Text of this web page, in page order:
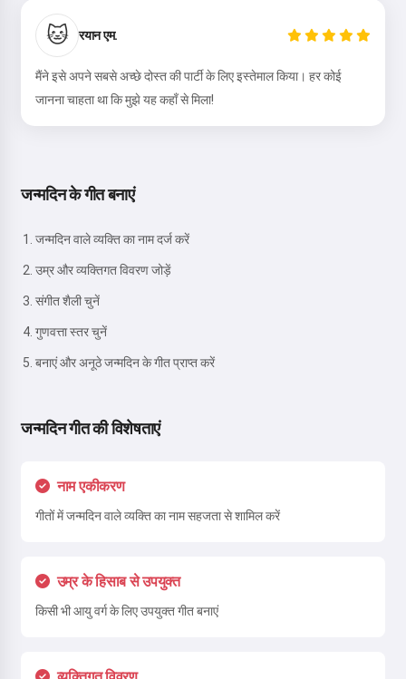
🐱 रयान एम.
मैंने इसे अपने सबसे अच्छे दोस्त की पार्टी के लिए इस्तेमाल किया। हर कोई
जानना चाहता था कि मुझे यह कहाँ से मिला!
जन्मदिन के गीत बनाएं
जन्मदिन वाले व्यक्ति का नाम दर्ज करें
उम्र और व्यक्तिगत विवरण जोड़ें
संगीत शैली चुनें
गुणवत्ता स्तर चुनें
बनाएं और अनूठे जन्मदिन के गीत प्राप्त करें
जन्मदिन गीत की विशेषताएं
नाम एकीकरण
गीतों में जन्मदिन वाले व्यक्ति का नाम सहजता से शामिल करें
उम्र के हिसाब से उपयुक्त
किसी भी आयु वर्ग के लिए उपयुक्त गीत बनाएं